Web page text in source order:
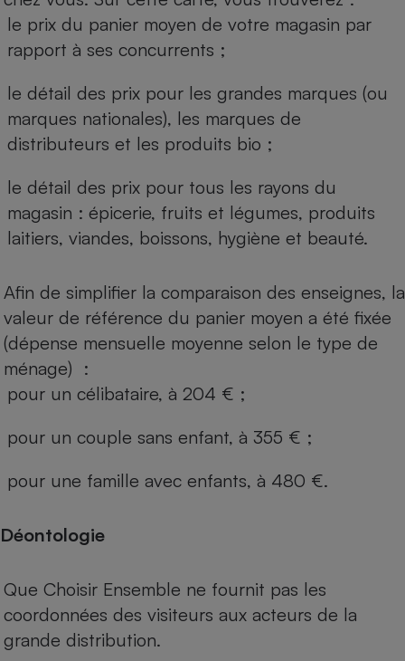
le prix du panier moyen de votre magasin par
rapport à ses concurrents ;
le détail des prix pour les grandes marques (ou
marques nationales), les marques de
distributeurs et les produits bio ;
le détail des prix pour tous les rayons du
magasin : épicerie, fruits et légumes, produits
laitiers, viandes, boissons, hygiène et beauté.
Afin de simplifier la comparaison des enseignes, la
valeur de référence du panier moyen a été fixée
(dépense mensuelle moyenne selon le type de
ménage) :
pour un célibataire, à 204 € ;
pour un couple sans enfant, à 355 € ;
pour une famille avec enfants, à 480 €.
Déontologie
Que Choisir Ensemble ne fournit pas les
coordonnées des visiteurs aux acteurs de la
grande distribution.